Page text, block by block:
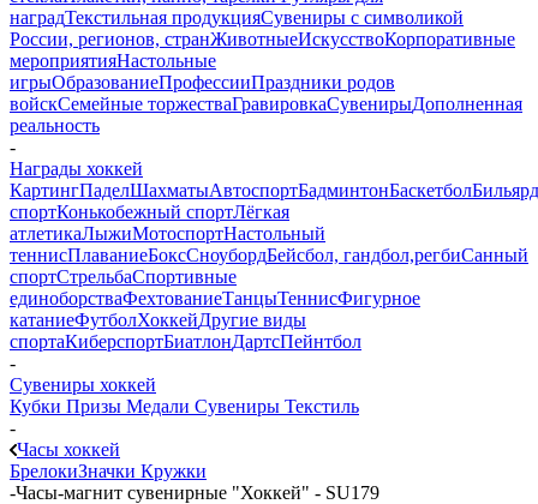
наградТекстильная продукцияСувениры с символикой
России, регионов, странЖивотныеИскусствоКорпоративные
мероприятияНастольные
игрыОбразованиеПрофессииПраздники родов
войскСемейные торжестваГравировкаСувенирыДополненная
реальность
-
Награды хоккей
КартингПаделШахматыАвтоспортБадминтонБаскетболБильярд
спортКонькобежный спортЛёгкая
атлетикаЛыжиМотоспортНастольный
теннисПлаваниеБоксСноубордБейсбол, гандбол,регбиСанный
спортСтрельбаСпортивные
единоборстваФехтованиеТанцыТеннисФигурное
катаниеФутболХоккейДругие виды
спортаКиберспортБиатлонДартсПейнтбол
-
Сувениры хоккей
Кубки Призы Медали Сувениры Текстиль
-
Часы хоккей
БрелокиЗначки Кружки
-Часы-магнит сувенирные "Хоккей" - SU179